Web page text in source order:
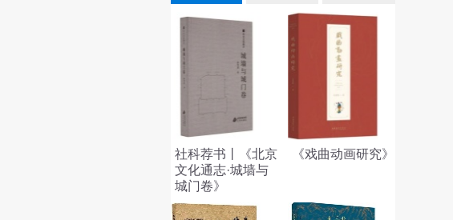
社科荐书丨《北京
文化通志·城墙与
城门卷》
《戏曲动画研究》